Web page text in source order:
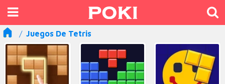
Juegos De Tetris